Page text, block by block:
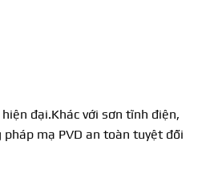
đại.Khác với sơn tĩnh điện,
mạ PVD an toàn tuyệt đối